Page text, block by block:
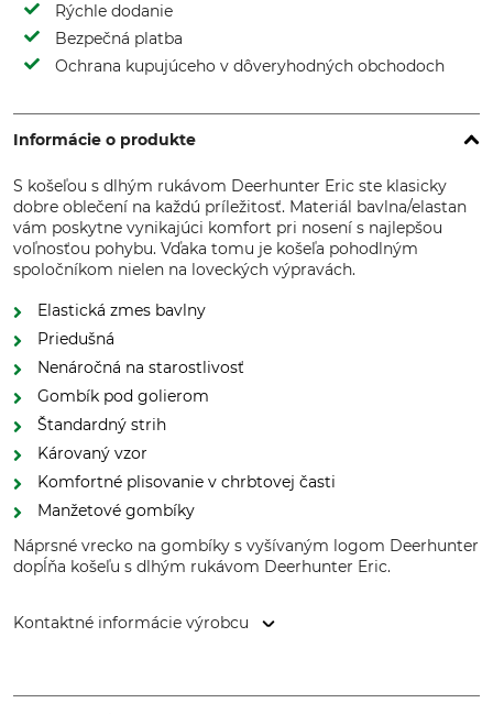
Rýchle dodanie
Bezpečná platba
Ochrana kupujúceho v dôveryhodných obchodoch
Informácie o produkte
S košeľou s dlhým rukávom Deerhunter Eric ste klasicky
dobre oblečení na každú príležitosť. Materiál bavlna/elastan
vám poskytne vynikajúci komfort pri nosení s najlepšou
voľnosťou pohybu. Vďaka tomu je košeľa pohodlným
spoločníkom nielen na loveckých výpravách.
Elastická zmes bavlny
Priedušná
Nenáročná na starostlivosť
Gombík pod golierom
Štandardný strih
Károvaný vzor
Komfortné plisovanie v chrbtovej časti
Manžetové gombíky
Náprsné vrecko na gombíky s vyšívaným logom Deerhunter
dopĺňa košeľu s dlhým rukávom Deerhunter Eric.
Kontaktné informácie výrobcu
www.deerhunter.eu